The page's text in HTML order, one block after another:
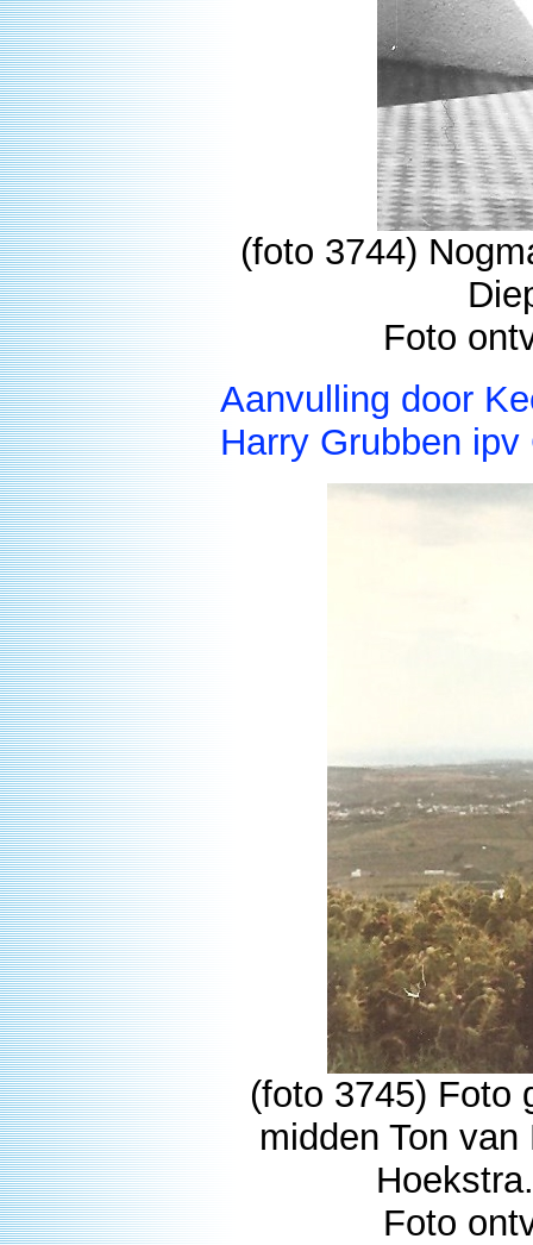
(foto 3744)
Foto
Aanvulling door
Harry Grubben ipv
(foto 3745) Foto
midden Ton
Foto